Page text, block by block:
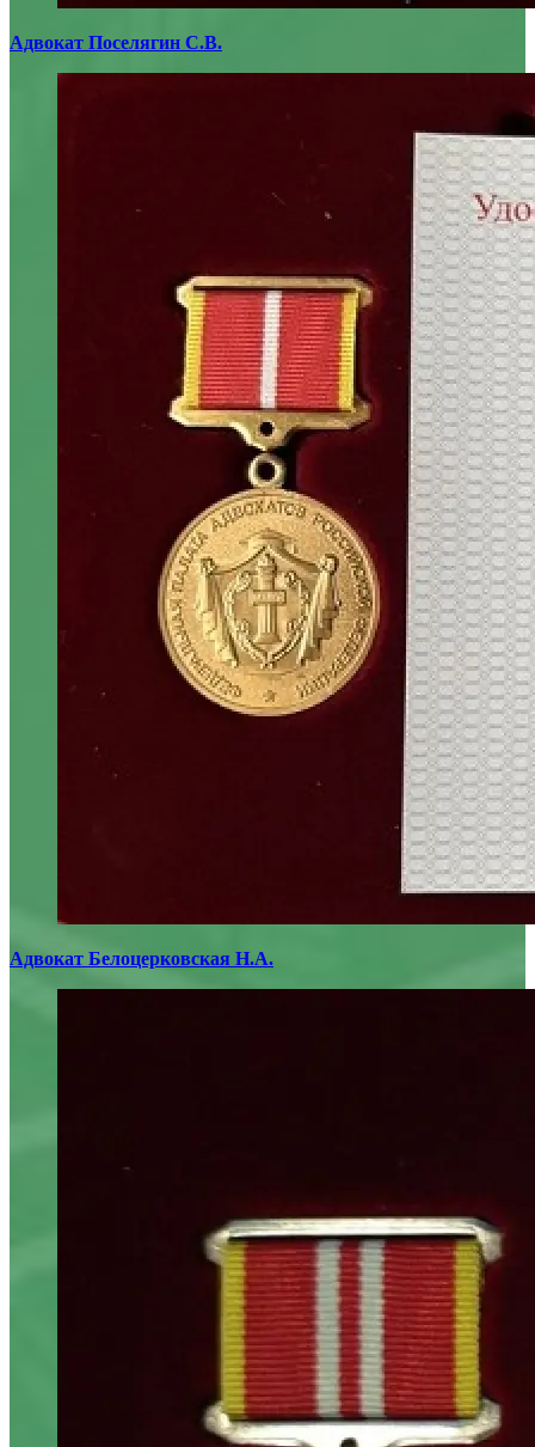
Адвокат Поселягин С.В.
Адвокат Белоцерковская Н.А.